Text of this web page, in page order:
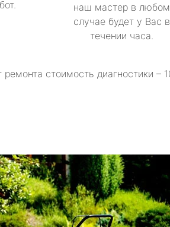
наш мастер в любом
случае будет у Вас в
течении часа.
ремонта стоимость диагностики –